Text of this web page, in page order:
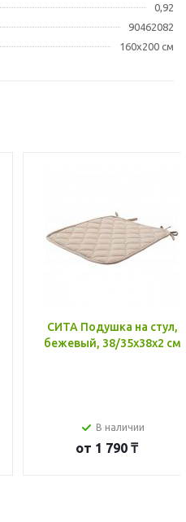
0,92
90462082
160x200 см
СИТА Подушка на стул,
бежевый, 38/35x38x2 см
В наличии
от 1 790 ₸